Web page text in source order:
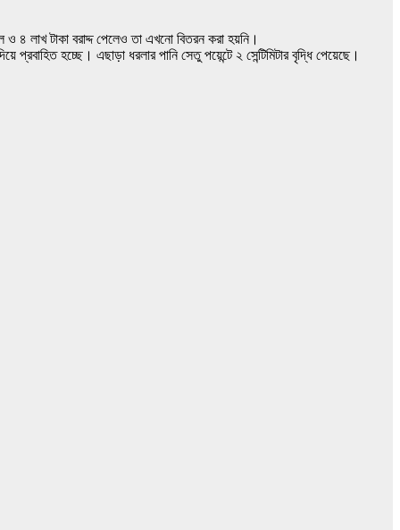
৪ লাখ টাকা বরাদ্দ পেলেও তা এখনো বিতরন করা হয়নি।
প্রবাহিত হচ্ছে। এছাড়া ধরলার পানি সেতু পয়েন্টে ২ সেন্টিমিটার বৃদ্ধি পেয়েছে।